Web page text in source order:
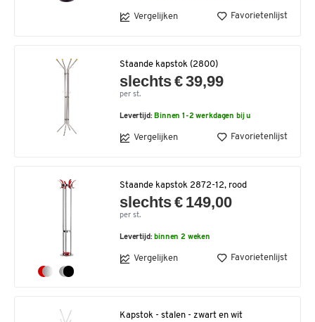
Vergelijken Favorietenlijst
Staande kapstok (2800)
slechts € 39,99
per st.
Levertijd: Binnen 1-2 werkdagen bij u
Vergelijken Favorietenlijst
Staande kapstok 2872-12, rood
slechts € 149,00
per st.
Levertijd: binnen 2 weken
Vergelijken Favorietenlijst
Kapstok - stalen - zwart en wit